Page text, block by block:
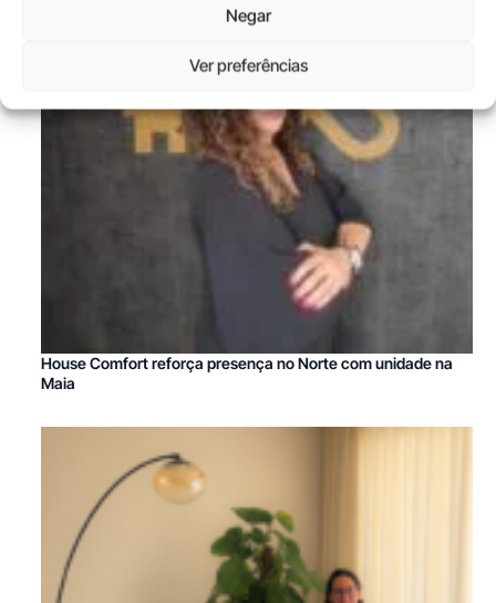
Negar
Ver preferências
House Comfort reforça presença no Norte com unidade na
Maia